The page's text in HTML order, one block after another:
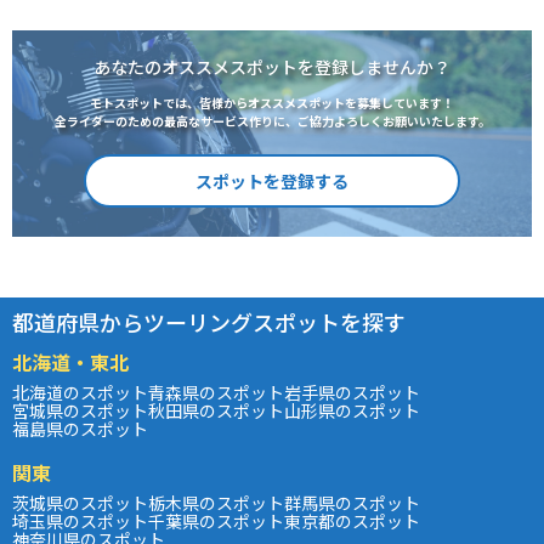
あなたのオススメスポットを登録しませんか？
モトスポットでは、皆様からオススメスポットを募集しています！
全ライダーのための最高なサービス作りに、ご協力よろしくお願いいたします。
スポットを登録する
都道府県からツーリングスポットを探す
北海道・東北
北海道のスポット青森県のスポット岩手県のスポット
宮城県のスポット秋田県のスポット山形県のスポット
福島県のスポット
関東
茨城県のスポット栃木県のスポット群馬県のスポット
埼玉県のスポット千葉県のスポット東京都のスポット